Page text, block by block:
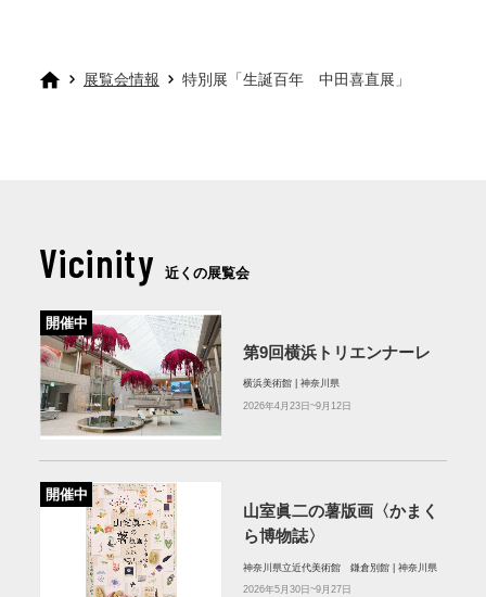
展覧会情報 特別展「生誕百年 中田喜直展」
Vicinity 近くの展覧会
開催中
第9回横浜トリエンナーレ
横浜美術館 | 神奈川県
2026年4月23日~9月12日
開催中
山室眞二の薯版画〈かまく
ら博物誌〉
神奈川県立近代美術館 鎌倉別館 | 神奈川県
2026年5月30日~9月27日